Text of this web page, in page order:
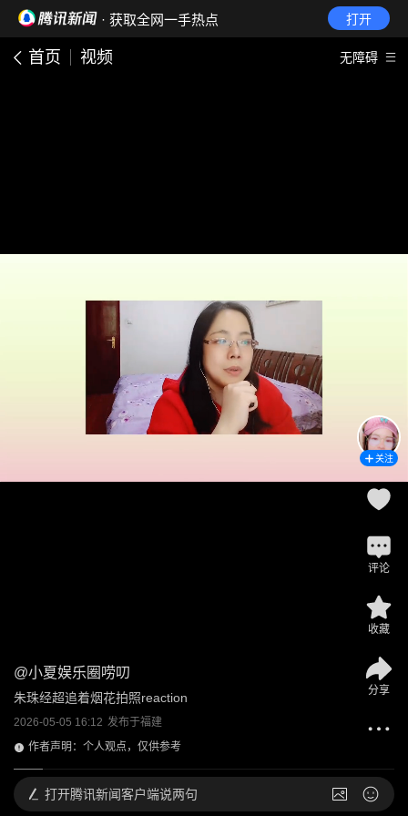
· 获取全网一手热点 打开
首页 视频 无障碍
@小夏娱乐圈唠叨
朱珠经超追着烟花拍照reaction
2026-05-05 16:12 发布于福建
作者声明：个人观点，仅供参考
关注
评论
收藏
分享
打开腾讯新闻客户端说两句